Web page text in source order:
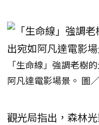
「生命線」強調老樹
阿凡達電影場景。 圖
觀光局指出，森林